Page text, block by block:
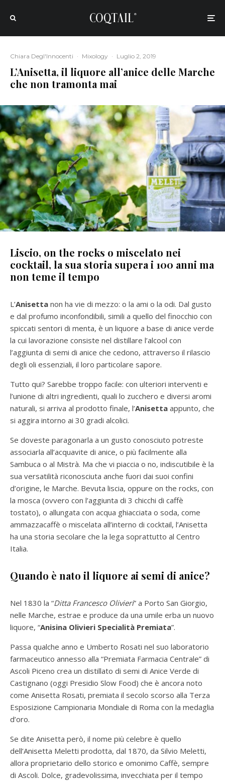
Chiara Degl'Innocenti · Mixology · Luglio 2, 2019
L’Anisetta, il liquore all’anice delle Marche
che non tramonta mai
Liscio, on the rocks o miscelato nei
cocktail, la sua storia supera i 100 anni ma
non teme il tempo
L’Anisetta non ha vie di mezzo: o la ami o la odi. Dal gusto
e dal profumo inconfondibili, simili a quello del finocchio con
spiccati sentori di menta, è un liquore a base di anice verde
la cui lavorazione consiste nel distillare l’alcool con
l’aggiunta di semi di anice che cedono, attraverso il rilascio
degli oli essenziali, il loro particolare sapore.
Tutto qui? Sarebbe troppo facile: con ulteriori interventi e
l’unione di altri ingredienti, quali lo zucchero e diversi aromi
naturali, si arriva al prodotto finale, l’Anisetta appunto, che
si aggira intorno ai 30 gradi alcolici.
Se doveste paragonarla a un gusto conosciuto potreste
associarla all’acquavite di anice, o più facilmente alla
Sambuca o al Mistrà. Ma che vi piaccia o no, indiscutibile è la
sua versatilità riconosciuta anche fuori dai suoi confini
d’origine, le Marche. Bevuta liscia, oppure on the rocks, con
la mosca (ovvero con l’aggiunta di 3 chicchi di caffè
tostato), o allungata con acqua ghiacciata o soda, come
ammazzacaffè o miscelata all’interno di cocktail, l’Anisetta
ha una storia secolare che la lega soprattutto al Centro
Italia.
Quando è nato il liquore ai semi di anice?
Nel 1830 la “Ditta Francesco Olivieri” a Porto San Giorgio,
nelle Marche, estrae e produce da una umile erba un nuovo
liquore, “Anisina Olivieri Specialità Premiata”.
Passa qualche anno e Umberto Rosati nel suo laboratorio
farmaceutico annesso alla “Premiata Farmacia Centrale” di
Ascoli Piceno crea un distillato di semi di Anice Verde di
Castignano (oggi Presidio Slow Food) che è ancora noto
come Anisetta Rosati, premiata il secolo scorso alla Terza
Esposizione Campionaria Mondiale di Roma con la medaglia
d’oro.
Se dite Anisetta però, il nome più celebre è quello
dell’Anisetta Meletti prodotta, dal 1870, da Silvio Meletti,
allora proprietario dello storico e omonimo Caffè, sempre
di Ascoli. Dolce, gradevolissima, invecchiata per il tempo